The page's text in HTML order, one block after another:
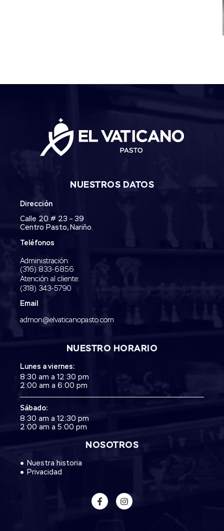
NUESTROS DATOS
Dirección
Calle 20 # 23 – 39
Centro Pasto, Nariño.
Teléfonos
Administración:
‭(316) 833-6856‬
Atención al cliente:
(318) 343-5790‬
Email
admon@elvaticanopasto.com
NOSOTROS
Nuestra historia
Privacidad
NUESTRO HORARIO
Lunes a viernes:
8:30 am a 12:30 pm
2:00 am a 6:00 pm
Sábado:
8:30 am a 12:30 pm
2:00 am a 5:00 pm